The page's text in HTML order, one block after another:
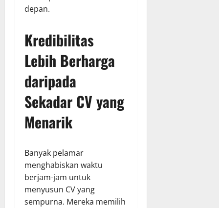
depan.
Kredibilitas
Lebih Berharga
daripada
Sekadar CV yang
Menarik
Banyak pelamar
menghabiskan waktu
berjam-jam untuk
menyusun CV yang
sempurna. Mereka memilih